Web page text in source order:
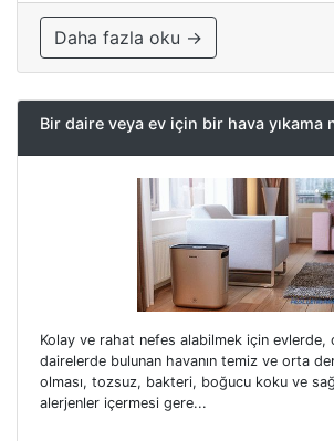
Daha fazla oku →
Bir daire veya ev için bir hava yıkama
Kolay ve rahat nefes alabilmek için evlerde,
dairelerde bulunan havanın temiz ve orta
olması, tozsuz, bakteri, boğucu koku ve
alerjenler içermesi gere...